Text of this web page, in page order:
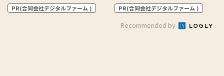
PR(合同会社デジタルファーム ) PR(合同会社デジタルファーム )
Recommended by